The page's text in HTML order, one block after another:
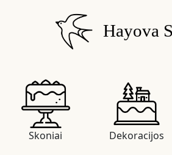
Hayova
Skoniai Dekoracijos